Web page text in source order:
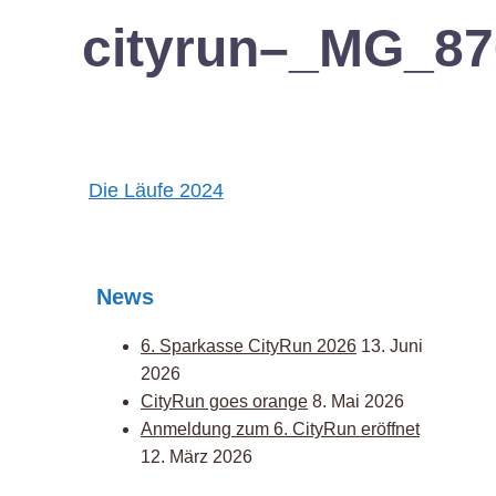
Post
Die Läufe 2024
News
6. Sparkasse CityRun 2026 13. Juni
2026
CityRun goes orange 8. Mai 2026
Anmeldung zum 6. CityRun eröffnet
12. März 2026